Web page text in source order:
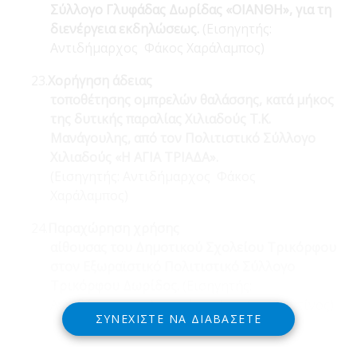
Αντιδήμαρχος Αντωνόπουλος Κωνσταντίνος)
ΣΥΝΕΧΊΣΤΕ ΝΑ ΔΙΑΒΆΣΕΤΕ